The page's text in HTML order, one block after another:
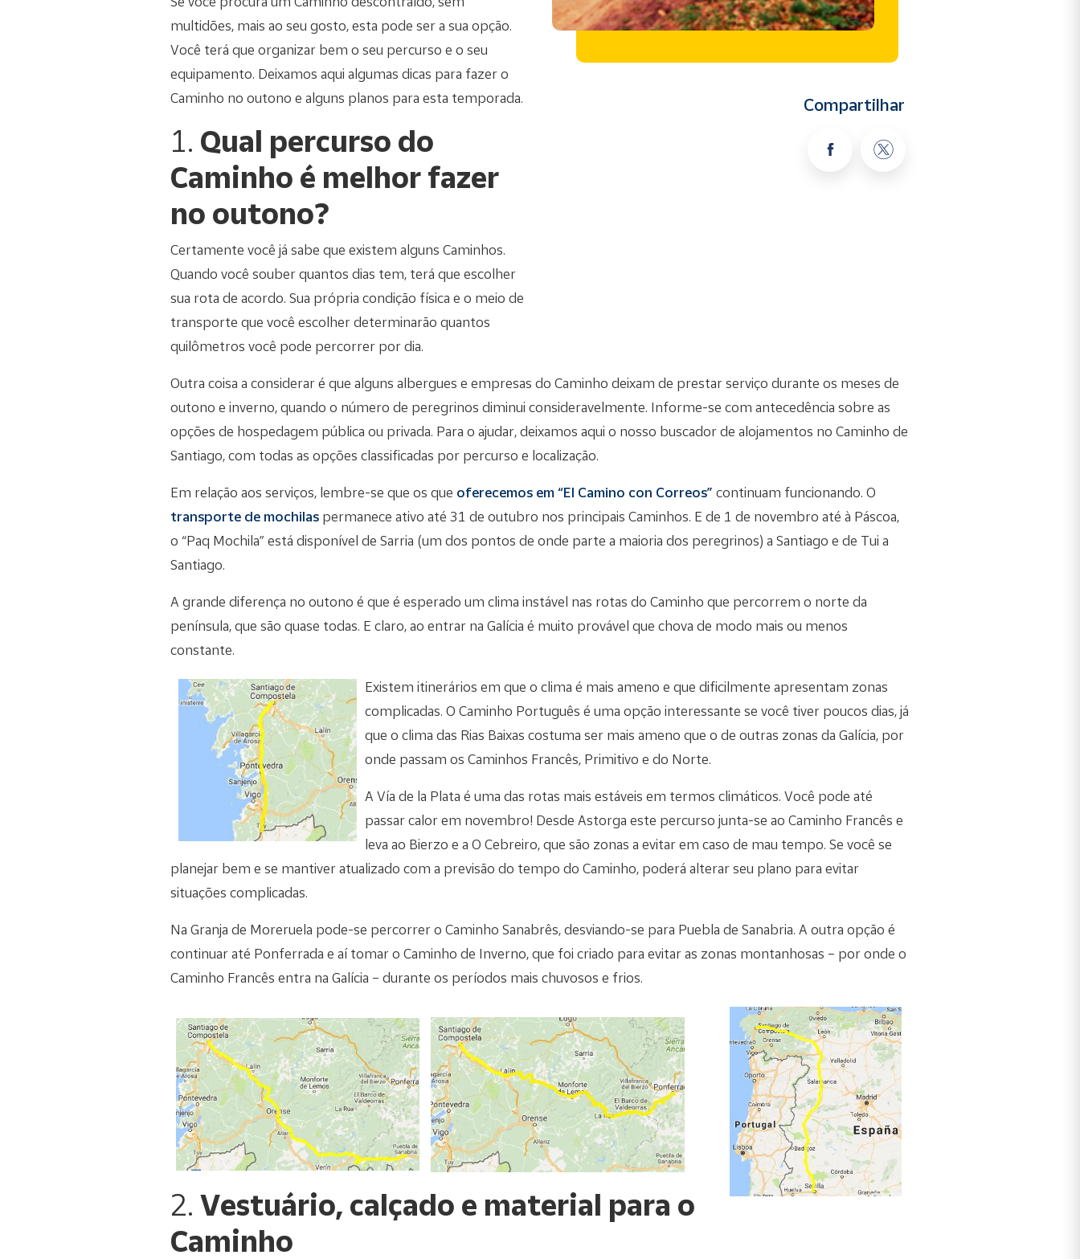
Compartilhar
multidões, mais ao seu gosto, esta pode ser a sua opção.
Você terá que organizar bem o seu percurso e o seu
equipamento. Deixamos aqui algumas dicas para fazer o
Caminho no outono e alguns planos para esta temporada.
1. Qual percurso do
Caminho é melhor fazer
no outono?
Certamente você já sabe que existem alguns Caminhos.
Quando você souber quantos dias tem, terá que escolher
sua rota de acordo. Sua própria condição física e o meio de
transporte que você escolher determinarão quantos
quilômetros você pode percorrer por dia.
Outra coisa a considerar é que alguns albergues e empresas do Caminho deixam de prestar serviço durante os meses de
outono e inverno, quando o número de peregrinos diminui consideravelmente. Informe-se com antecedência sobre as
opções de hospedagem pública ou privada. Para o ajudar, deixamos aqui o nosso buscador de alojamentos no Caminho de
Santiago, com todas as opções classificadas por percurso e localização.
Em relação aos serviços, lembre-se que os que oferecemos em “El Camino con Correos” continuam funcionando. O
transporte de mochilas permanece ativo até 31 de outubro nos principais Caminhos. E de 1 de novembro até à Páscoa,
o “Paq Mochila” está disponível de Sarria (um dos pontos de onde parte a maioria dos peregrinos) a Santiago e de Tui a
Santiago.
A grande diferença no outono é que é esperado um clima instável nas rotas do Caminho que percorrem o norte da
península, que são quase todas. E claro, ao entrar na Galícia é muito provável que chova de modo mais ou menos
constante.
Existem itinerários em que o clima é mais ameno e que dificilmente apresentam zonas
complicadas. O Caminho Português é uma opção interessante se você tiver poucos dias, já
que o clima das Rias Baixas costuma ser mais ameno que o de outras zonas da Galícia, por
onde passam os Caminhos Francês, Primitivo e do Norte.
A Vía de la Plata é uma das rotas mais estáveis ​​em termos climáticos. Você pode até
passar calor em novembro! Desde Astorga este percurso junta-se ao Caminho Francês e
leva ao Bierzo e a O Cebreiro, que são zonas a evitar em caso de mau tempo. Se você se
planejar bem e se mantiver atualizado com a previsão do tempo do Caminho, poderá alterar seu plano para evitar
situações complicadas.
Na Granja de Moreruela pode-se percorrer o Caminho Sanabrês, desviando-se para Puebla de Sanabria. A outra opção é
continuar até Ponferrada e aí tomar o Caminho de Inverno, que foi criado para evitar as zonas montanhosas – por onde o
Caminho Francês entra na Galícia – durante os períodos mais chuvosos e frios.
2. Vestuário, calçado e material para o
Caminho